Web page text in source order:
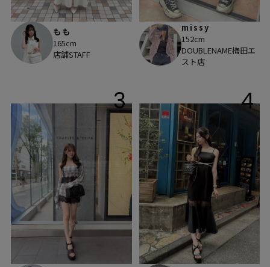
もも
165cm
店舗STAFF
missy
152cm
DOUBLENAME梅田エ
スト店
3 4